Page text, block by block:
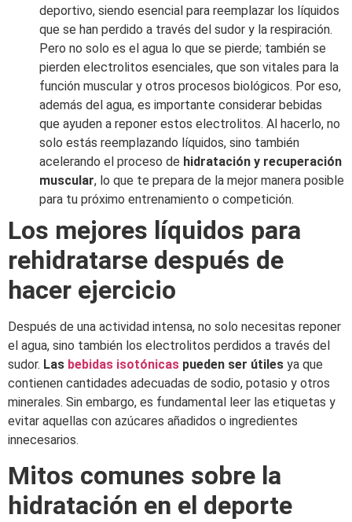
deportivo, siendo esencial para reemplazar los líquidos
que se han perdido a través del sudor y la respiración.
Pero no solo es el agua lo que se pierde; también se
pierden electrolitos esenciales, que son vitales para la
función muscular y otros procesos biológicos. Por eso,
además del agua, es importante considerar bebidas
que ayuden a reponer estos electrolitos. Al hacerlo, no
solo estás reemplazando líquidos, sino también
acelerando el proceso de hidratación y recuperación
muscular, lo que te prepara de la mejor manera posible
para tu próximo entrenamiento o competición.
Los mejores líquidos para
rehidratarse después de
hacer ejercicio
Después de una actividad intensa, no solo necesitas reponer
el agua, sino también los electrolitos perdidos a través del
sudor. Las bebidas isotónicas pueden ser útiles ya que
contienen cantidades adecuadas de sodio, potasio y otros
minerales. Sin embargo, es fundamental leer las etiquetas y
evitar aquellas con azúcares añadidos o ingredientes
innecesarios.
Mitos comunes sobre la
hidratación en el deporte